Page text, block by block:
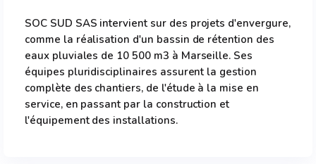
SOC SUD SAS intervient sur des projets d'envergure,
comme la réalisation d'un bassin de rétention des
eaux pluviales de 10 500 m3 à Marseille. Ses
équipes pluridisciplinaires assurent la gestion
complète des chantiers, de l'étude à la mise en
service, en passant par la construction et
l'équipement des installations.